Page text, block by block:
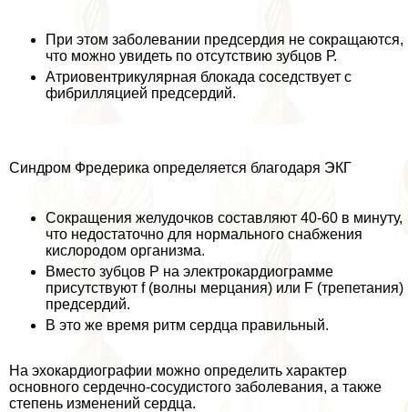
При этом заболевании предсердия не сокращаются,
что можно увидеть по отсутствию зубцов Р.
Атриовентрикулярная блокада соседствует с
фибрилляцией предсердий.
Синдром Фредерика определяется благодаря ЭКГ
Сокращения желудочков составляют 40-60 в минуту,
что недостаточно для нормального снабжения
кислородом организма.
Вместо зубцов Р на электрокардиограмме
присутствуют f (волны мерцания) или F (трепетания)
предсердий.
В это же время ритм сердца правильный.
На эхокардиографии можно определить хаpaктер
основного сердечно-сосудистого заболевания, а также
степень изменений сердца.